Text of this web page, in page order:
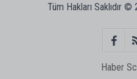
Tüm Hakları Saklıdır ©
Haber